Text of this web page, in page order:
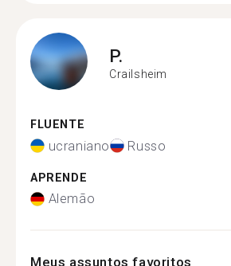
P.
Crailsheim
FLUENTE
ucraniano Russo
APRENDE
Alemão
Meus assuntos favoritos